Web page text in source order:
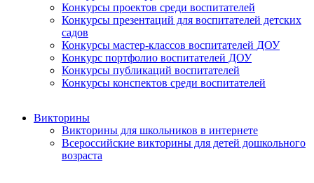
Конкурсы проектов среди воспитателей
Конкурсы презентаций для воспитателей детских
садов
Конкурсы мастер-классов воспитателей ДОУ
Конкурс портфолио воспитателей ДОУ
Конкурсы публикаций воспитателей
Конкурсы конспектов среди воспитателей
Викторины
Викторины для школьников в интернете
Всероссийские викторины для детей дошкольного
возраста